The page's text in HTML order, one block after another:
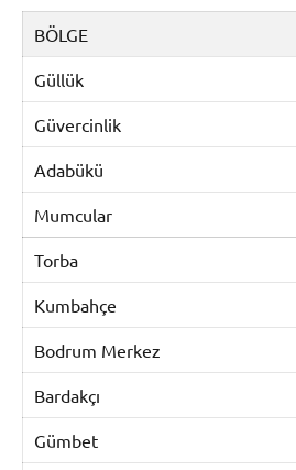
BÖLGE
Güllük
Güvercinlik
Adabükü
Mumcular
Torba
Kumbahçe
Bodrum Merkez
Bardakçı
Gümbet